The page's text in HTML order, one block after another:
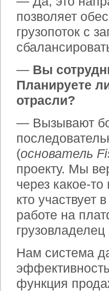
позволяет
грузопоток с
— Вы
Планируете
отрасли?
— Вызывают
(основатель
проекту. Мы
через какое-
кто участвует
работе на
Нам система
функция